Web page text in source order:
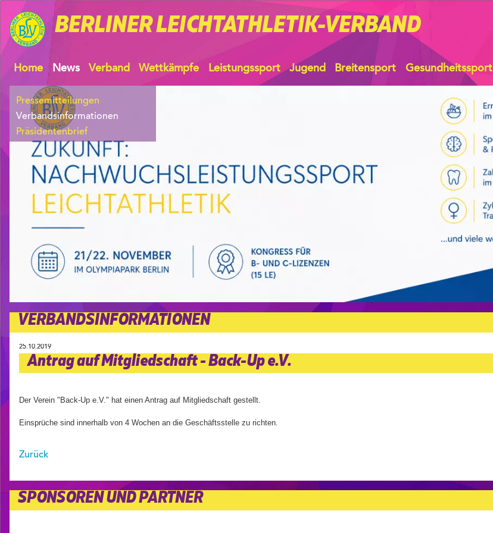
BERLINERLEICHTATHLETIK-VERBAND
Home News Verband Wettkämpfe Leistungssport Jugend Breitensport Gesundheitssport
Pressemitteilungen
Verbandsinformationen
Präsidentenbrief
VERBANDSINFORMATIONEN
25.10.2019
Antrag auf Mitgliedschaft - Back-Up e.V.
Der Verein "Back-Up e.V." hat einen Antrag auf Mitgliedschaft gestellt.
Einsprüche sind innerhalb von 4 Wochen an die Geschäftsstelle zu richten.
Zurück
SPONSOREN UND PARTNER